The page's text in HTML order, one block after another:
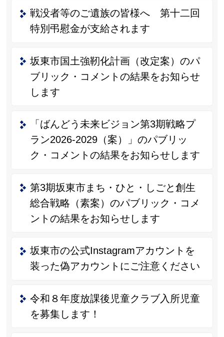
戦没者等のご遺族の皆様へ 第十二回
特別弔慰金が支給されます
坂東市国土強靭化計画（改定案）のパ
ブリック・コメントの結果をお知らせ
します
「ばんどう未来ビジョン第3期戦略プ
ラン2026-2029（案）」のパブリッ
ク・コメントの結果をお知らせします
第3期坂東市まち・ひと・しごと創生
総合戦略（素案）のパブリック・コメ
ントの結果をお知らせします
坂東市の公式Instagramアカウントを
装った偽アカウントにご注意ください
令和８年度放課後児童クラブ入所児童
を募集します！